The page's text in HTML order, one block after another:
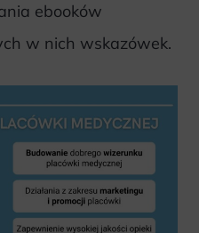
ebooków
w nich wskazówek.